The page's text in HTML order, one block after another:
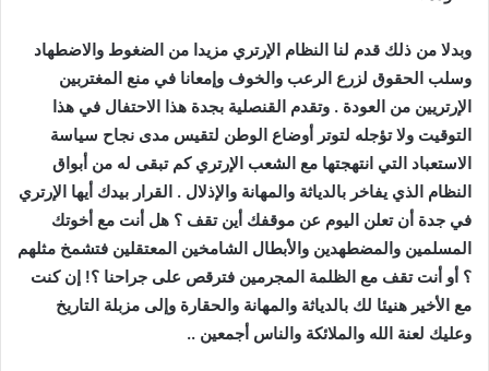
وبدلا من ذلك قدم لنا النظام اﻹرتري مزيدا من الضغوط والاضطهاد
وسلب الحقوق لزرع الرعب والخوف وإمعانا في منع المغتربين
اﻹرتريين من العودة . وتقدم القنصلية بجدة هذا الاحتفال في هذا
التوقيت ولا تؤجله لتوتر أوضاع الوطن لتقيس مدى نجاح سياسة
الاستعباد التي انتهجتها مع الشعب اﻹرتري كم تبقى له من أبواق
النظام الذي يفاخر بالدياثة والمهانة واﻹذلال . القرار بيدك أيها اﻹرتري
في جدة أن تعلن اليوم عن موقفك أين تقف ؟ هل أنت مع أخوتك
المسلمين والمضطهدين واﻷبطال الشامخين المعتقلين فتشمخ مثلهم
؟ أو أنت تقف مع الظلمة المجرمين فترقص على جراحنا ؟! إن كنت
مع اﻷخير هنيئا لك بالدياثة والمهانة والحقارة وإلى مزبلة التاريخ
وعليك لعنة الله والملائكة والناس أجمعين ..